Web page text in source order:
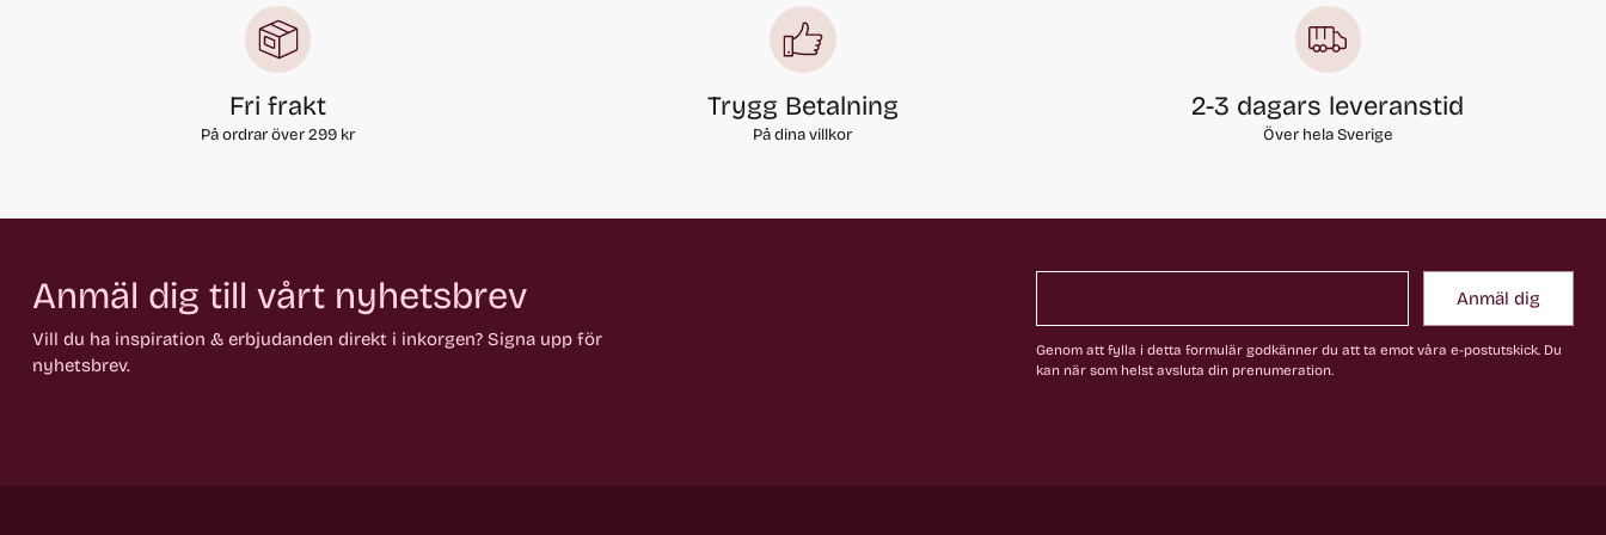
Fri frakt
På ordrar över 299 kr
Trygg Betalning
På dina villkor
2-3 dagars leveranstid
Över hela Sverige
Anmäl dig till vårt nyhetsbrev
Vill du ha inspiration & erbjudanden direkt i inkorgen? Signa upp för
nyhetsbrev.
Anmäl dig
Genom att fylla i detta formulär godkänner du att ta emot våra e-postutskick. Du
kan när som helst avsluta din prenumeration.